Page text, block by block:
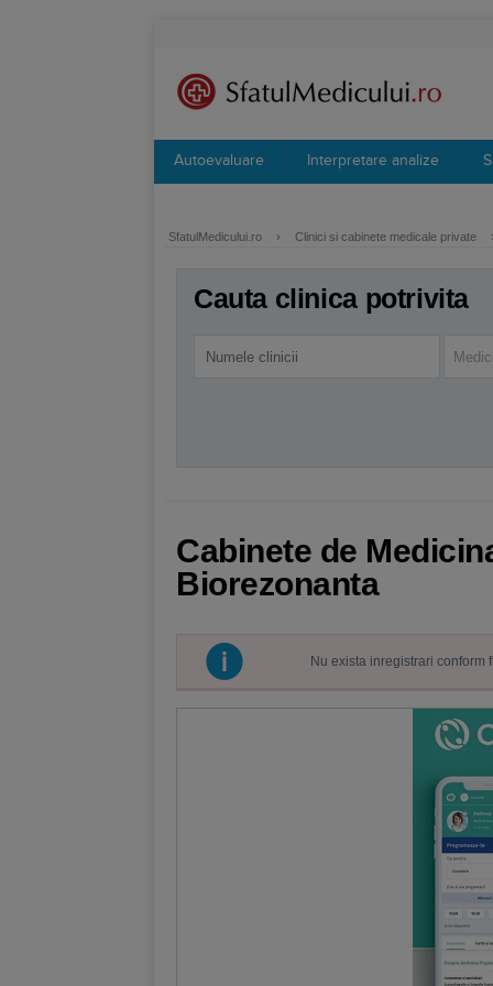
Autoevaluare Interpretare analize
SfatulMedicului.ro › Clinici si cabinete medicale private
Cauta clinica potrivita
Cabinete de
Biorezonanta
Nu exista inregistrari